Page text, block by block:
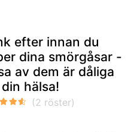
efter innan du
dina smörgåsar -
av dem är dåliga
hälsa!